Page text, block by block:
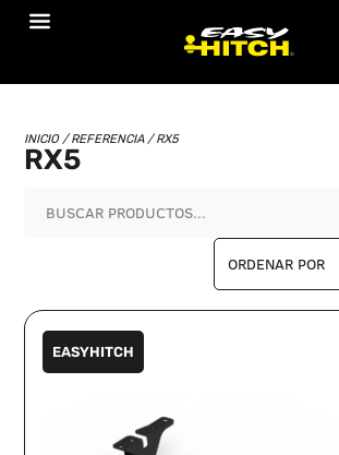
INICIO/ REFERENCIA / RX5
RX5
EASYHITCH